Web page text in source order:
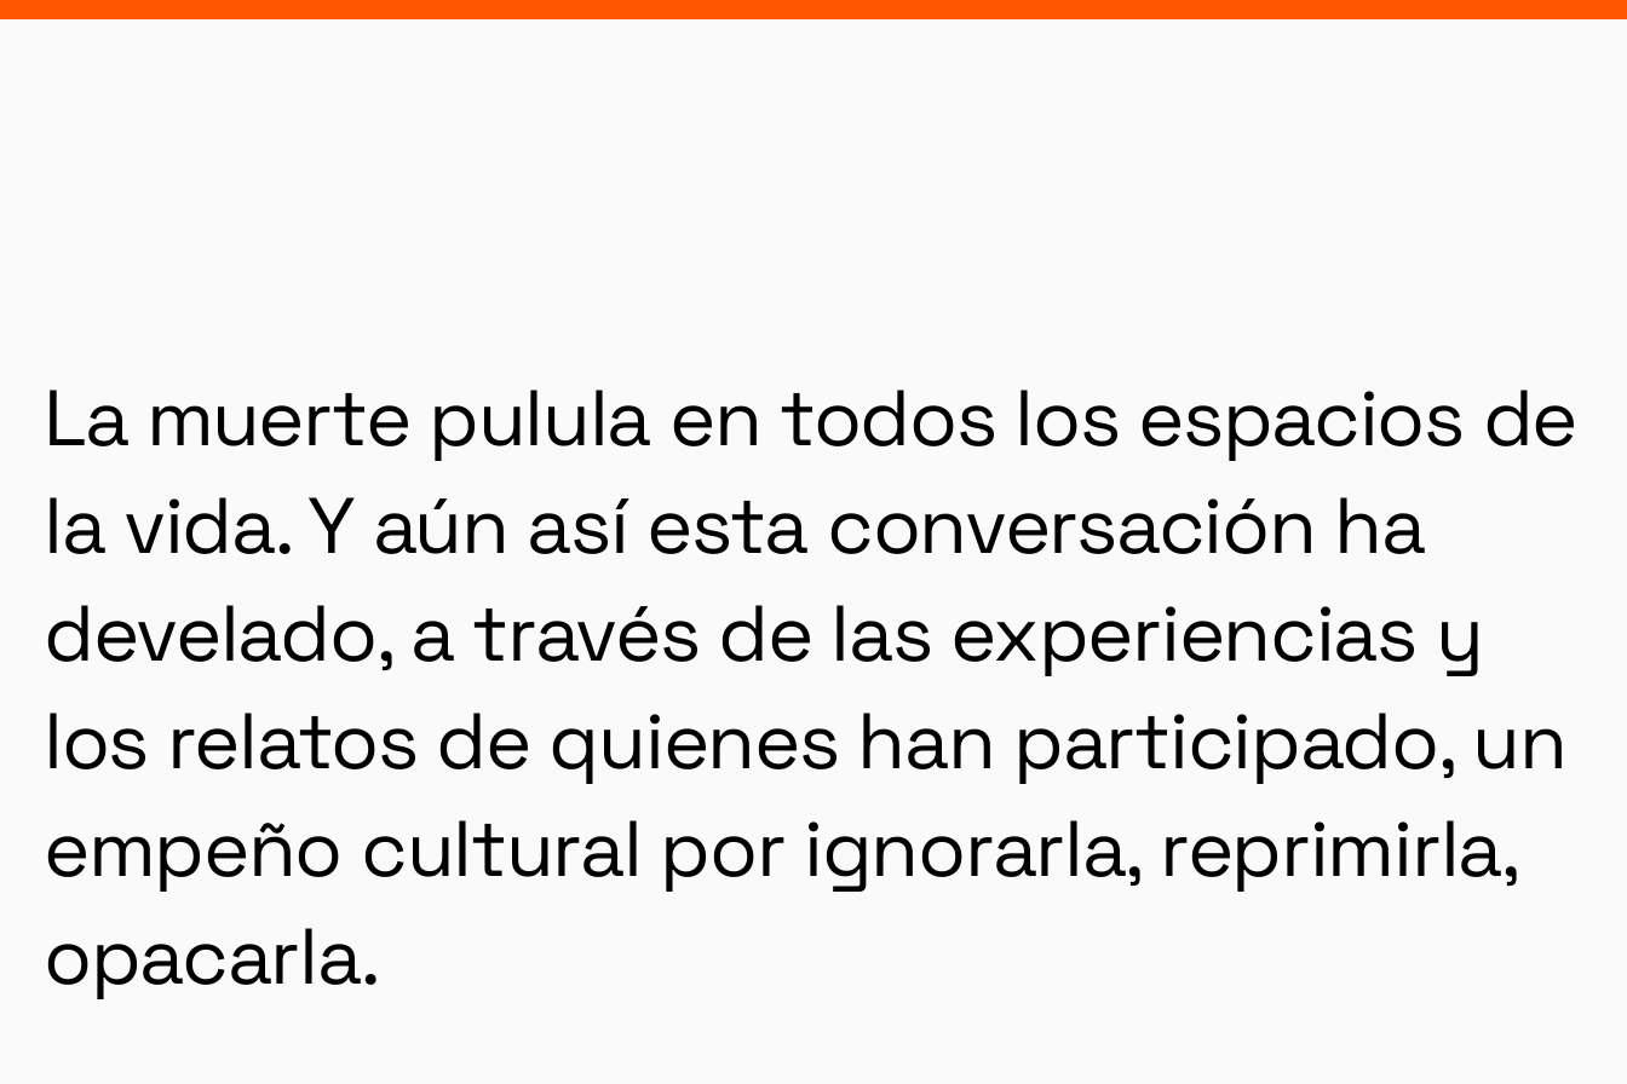
La muerte pulula en todos los espacios de
la vida. Y aún así esta conversación ha
develado, a través de las experiencias y
los relatos de quienes han participado, un
empeño cultural por ignorarla, reprimirla,
opacarla.